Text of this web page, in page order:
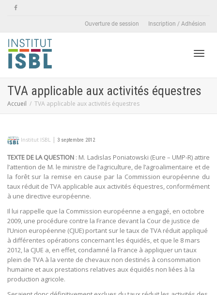
Ouverture de session Inscription / Adhésion
TVA applicable aux activités équestres
Accueil TVA applicable aux activités équestres
Institut ISBL | 3 septembre 2012
TEXTE DE LA QUESTION : M. Ladislas Poniatowski (Eure – UMP-R) attire
l’attention de M. le ministre de l’agriculture, de l’agroalimentaire et de
la forêt sur la remise en cause par la Commission européenne du
taux réduit de TVA applicable aux activités équestres, conformément
à une directive européenne.
Il lui rappelle que la Commission européenne a engagé, en octobre
2009, une procédure contre la France devant la Cour de justice de
l’Union européenne (CJUE) portant sur le taux de TVA réduit appliqué
à différentes opérations concernant les équidés, et que le 8 mars
2012, la CJUE a, en effet, condamné la France à appliquer un taux
plein de TVA à la vente de chevaux non destinés à consommation
humaine et aux prestations relatives aux équidés non liées à la
production agricole.